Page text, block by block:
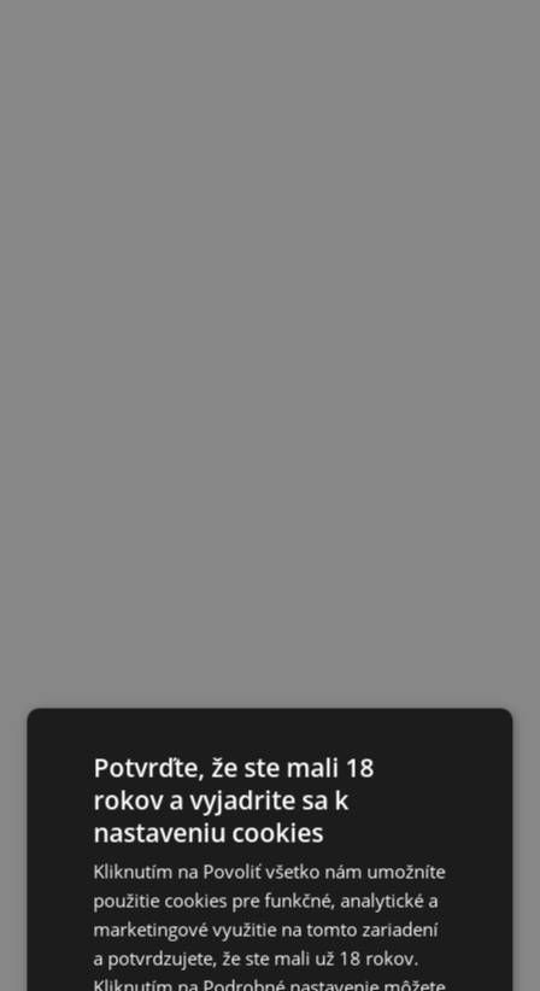
Potvrďte, že ste mali 18
rokov a vyjadrite sa k
nastaveniu cookies
Kliknutím na Povoliť všetko nám umožníte
použitie cookies pre funkčné, analytické a
marketingové využitie na tomto zariadení
a potvrdzujete, že ste mali už 18 rokov.